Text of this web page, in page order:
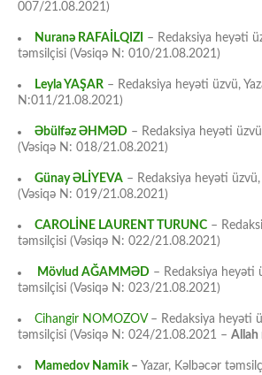
007/21.08.2021)
Nuranə RAFAİLQIZI
– Redaksiya heyəti
təmsilçisi (Vəsiqə N: 010/21.08.2021)
Leyla YAŞAR – Redaksiya heyəti üzvü,
N:011/21.08.2021)
Əbülfəz ƏHMƏD – Redaksiya heyəti
(Vəsiqə N: 018/21.08.2021)
Günay ƏLİYEVA – Redaksiya heyəti
(Vəsiqə N: 019/21.08.2021)
CAROLİNE LAURENT TURUNC –
təmsilçisi (Vəsiqə N: 022/21.08.2021)
Mövlud AĞAMMƏD – Redaksiya heyəti
təmsilçisi (Vəsiqə N: 023/21.08.2021)
Cihangir NOMOZOV– Redaksiya heyəti
təmsilçisi (Vəsiqə N: 024/21.08.2021 – Allah
Mamedov Namik– Yazar, Kəlbəcər